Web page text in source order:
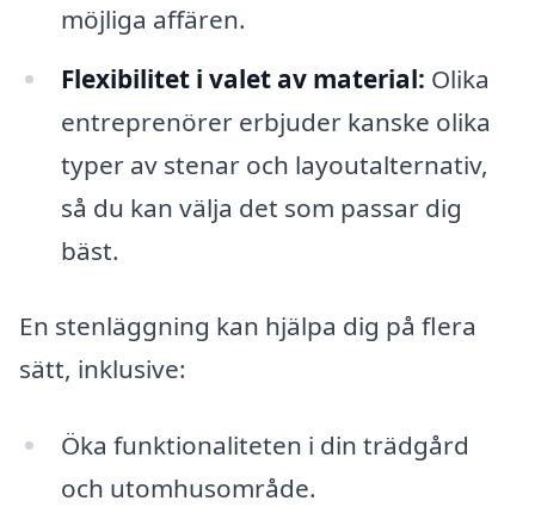
möjliga affären.
Flexibilitet i valet av material: Olika
entreprenörer erbjuder kanske olika
typer av stenar och layoutalternativ,
så du kan välja det som passar dig
bäst.
En stenläggning kan hjälpa dig på flera
sätt, inklusive:
Öka funktionaliteten i din trädgård
och utomhusområde.